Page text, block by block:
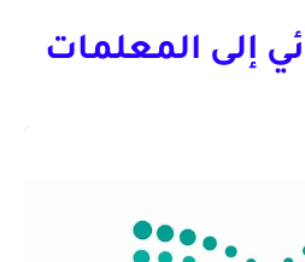
إلى المعلمات